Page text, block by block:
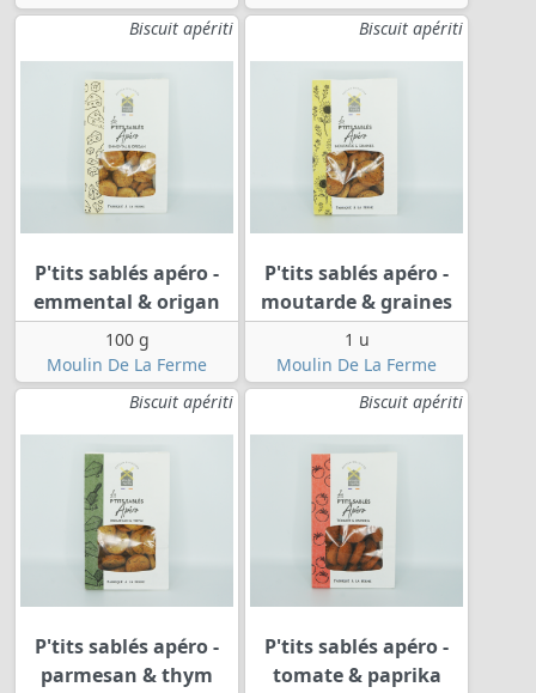
Biscuit apériti
P'tits sablés apéro -
emmental & origan
100 g
Moulin De La Ferme
Biscuit apériti
P'tits sablés apéro -
moutarde & graines
1 u
Moulin De La Ferme
Biscuit apériti
P'tits sablés apéro -
parmesan & thym
Biscuit apériti
P'tits sablés apéro -
tomate & paprika